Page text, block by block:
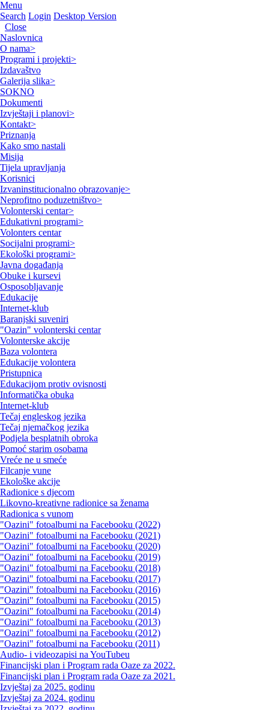
Menu
Search Login Desktop Version
Close
Naslovnica
O nama>
Programi i projekti>
Izdavaštvo
Galerija slika>
SOKNO
Dokumenti
Izvještaji i planovi>
Kontakt>
Priznanja
Kako smo nastali
Misija
Tijela upravljanja
Korisnici
Izvaninstitucionalno obrazovanje>
Neprofitno poduzetništvo>
Volonterski centar>
Edukativni programi>
Volonters centar
Socijalni programi>
Ekološki programi>
Javna događanja
Obuke i kursevi
Osposobljavanje
Edukacije
Internet-klub
Baranjski suveniri
"Oazin" volonterski centar
Volonterske akcije
Baza volontera
Edukacije volontera
Pristupnica
Edukacijom protiv ovisnosti
Informatička obuka
Internet-klub
Tečaj engleskog jezika
Tečaj njemačkog jezika
Podjela besplatnih obroka
Pomoć starim osobama
Vreće ne u smeće
Filcanje vune
Ekološke akcije
Radionice s djecom
Likovno-kreativne radionice sa ženama
Radionica s vunom
"Oazini" fotoalbumi na Facebooku (2022)
"Oazini" fotoalbumi na Facebooku (2021)
"Oazini" fotoalbumi na Facebooku (2020)
"Oazini" fotoalbumi na Facebooku (2019)
"Oazini" fotoalbumi na Facebooku (2018)
"Oazini" fotoalbumi na Facebooku (2017)
"Oazini" fotoalbumi na Facebooku (2016)
"Oazini" fotoalbumi na Facebooku (2015)
"Oazini" fotoalbumi na Facebooku (2014)
"Oazini" fotoalbumi na Facebooku (2013)
"Oazini" fotoalbumi na Facebooku (2012)
"Oazini" fotoalbumi na Facebooku (2011)
Audio- i videozapisi na YouTubeu
Financijski plan i Program rada Oaze za 2022.
Financijski plan i Program rada Oaze za 2021.
Izvještaj za 2025. godinu
Izvještaj za 2024. godinu